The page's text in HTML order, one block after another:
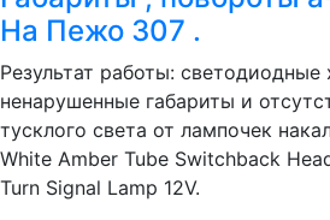
На Пежо 307 .
Результат работы: светодиодные
ненарушенные габариты и
тусклого света от лампочек
White Amber Tube Switchback
Turn Signal Lamp 12V.